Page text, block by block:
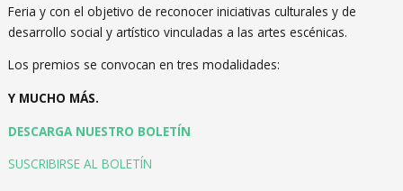
Feria y con el objetivo de reconocer iniciativas culturales y de
desarrollo social y artístico vinculadas a las artes escénicas.
Los premios se convocan en tres modalidades:
Y MUCHO MÁS.
DESCARGA NUESTRO BOLETÍN
SUSCRIBIRSE AL BOLETÍN